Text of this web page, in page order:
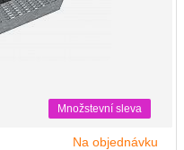
Množstevní sleva
Na objednávku